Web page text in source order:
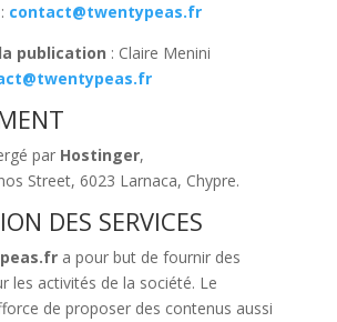
contact@twentypeas.fr
publication : Claire Menini
par Hostinger,
Street, 6023 Larnaca, Chypre.
DES SERVICES
a pour but de fournir des
les activités de la société. Le
de proposer des contenus aussi